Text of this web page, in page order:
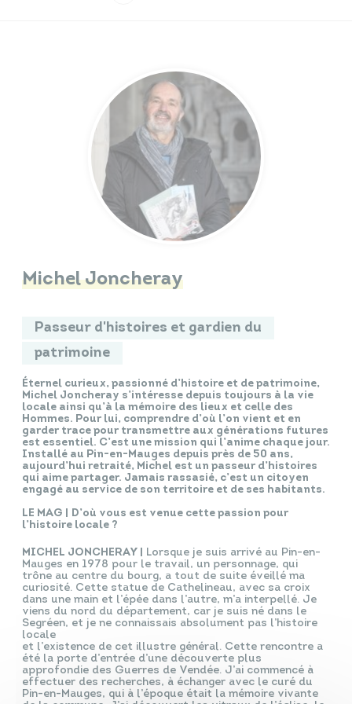
Michel Joncheray
Passeur d'histoires et gardien du
patrimoine
Éternel curieux, passionné d’histoire et de patrimoine,
Michel Joncheray s’intéresse depuis toujours à la vie
locale ainsi qu’à la mémoire des lieux et celle des
Hommes. Pour lui, comprendre d’où l’on vient et en
garder trace pour transmettre aux générations futures
est essentiel. C’est une mission qui l’anime chaque jour.
Installé au Pin-en-Mauges depuis près de 50 ans,
aujourd’hui retraité, Michel est un passeur d’histoires
qui aime partager. Jamais rassasié, c’est un citoyen
engagé au service de son territoire et de ses habitants.
LE MAG |
D’où vous est venue cette passion pour
l’histoire locale ?
MICHEL JONCHERAY |
Lorsque je suis arrivé au Pin-en-
Mauges en 1978 pour le travail, un personnage, qui
trône au centre du bourg, a tout de suite éveillé ma
curiosité. Cette statue de Cathelineau, avec sa croix
dans une main et l’épée dans l’autre, m’a interpellé. Je
viens du nord du département, car je suis né dans le
Segréen, et je ne connaissais absolument pas l’histoire
locale
et l’existence de cet illustre général. Cette rencontre a
été la porte d’entrée d’une découverte plus
approfondie des Guerres de Vendée. J’ai commencé à
effectuer des recherches, à échanger avec le curé du
Pin-en-Mauges, qui à l’époque était la mémoire vivante
Annuaires